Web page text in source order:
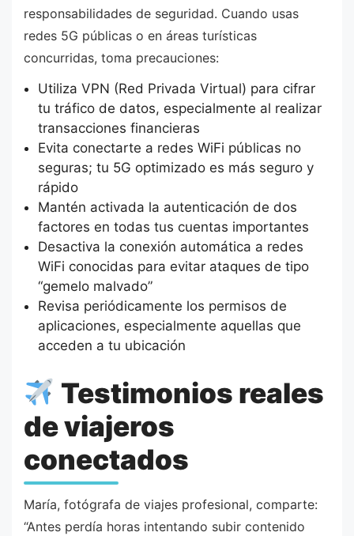
responsabilidades de seguridad. Cuando usas
redes 5G públicas o en áreas turísticas
concurridas, toma precauciones:
Utiliza VPN (Red Privada Virtual) para cifrar
tu tráfico de datos, especialmente al realizar
transacciones financieras
Evita conectarte a redes WiFi públicas no
seguras; tu 5G optimizado es más seguro y
rápido
Mantén activada la autenticación de dos
factores en todas tus cuentas importantes
Desactiva la conexión automática a redes
WiFi conocidas para evitar ataques de tipo
“gemelo malvado”
Revisa periódicamente los permisos de
aplicaciones, especialmente aquellas que
acceden a tu ubicación
Testimonios reales
de viajeros
conectados
María, fotógrafa de viajes profesional, comparte:
“Antes perdía horas intentando subir contenido